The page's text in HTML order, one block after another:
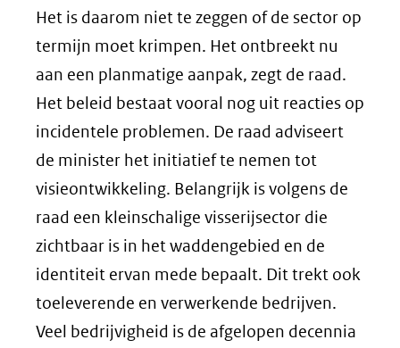
Het is daarom niet te zeggen of de sector op
termijn moet krimpen. Het ontbreekt nu
aan een planmatige aanpak, zegt de raad.
Het beleid bestaat vooral nog uit reacties op
incidentele problemen. De raad adviseert
de minister het initiatief te nemen tot
visieontwikkeling. Belangrijk is volgens de
raad een kleinschalige visserijsector die
zichtbaar is in het waddengebied en de
identiteit ervan mede bepaalt. Dit trekt ook
toeleverende en verwerkende bedrijven.
Veel bedrijvigheid is de afgelopen decennia